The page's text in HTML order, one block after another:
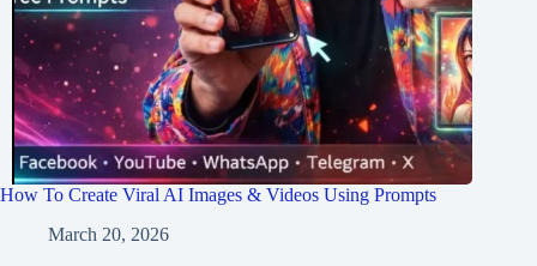
How To Create Viral AI Images & Videos Using Prompts
March 20, 2026